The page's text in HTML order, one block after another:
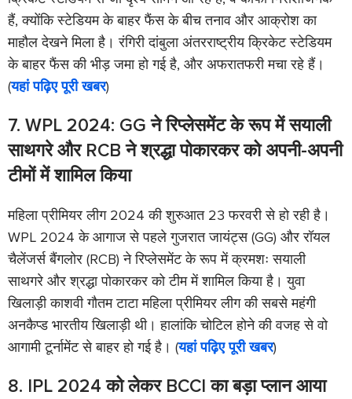
हैं, क्योंकि स्टेडियम के बाहर फैंस के बीच तनाव और आक्रोश का
माहौल देखने मिला है। रंगिरी दांबुला अंतरराष्ट्रीय क्रिकेट स्टेडियम
के बाहर फैंस की भीड़ जमा हो गई है, और अफरातफरी मचा रहे हैं।
(यहां पढ़िए पूरी खबर)
7. WPL 2024: GG ने रिप्लेसमेंट के रूप में सयाली
साथगरे और RCB ने श्रद्धा पोकारकर को अपनी-अपनी
टीमों में शामिल किया
महिला प्रीमियर लीग 2024 की शुरुआत 23 फरवरी से हो रही है।
WPL 2024 के आगाज से पहले गुजरात जायंट्स (GG) और रॉयल
चैलेंजर्स बैंगलोर (RCB) ने रिप्लेसमेंट के रूप में क्रमशः सयाली
साथगरे और श्रद्धा पोकारकर को टीम में शामिल किया है। युवा
खिलाड़ी काशवी गौतम टाटा महिला प्रीमियर लीग की सबसे महंगी
अनकैप्ड भारतीय खिलाड़ी थी। हालांकि चोटिल होने की वजह से वो
आगामी टूर्नामेंट से बाहर हो गई है। (यहां पढ़िए पूरी खबर)
8. IPL 2024 को लेकर BCCI का बड़ा प्लान आया